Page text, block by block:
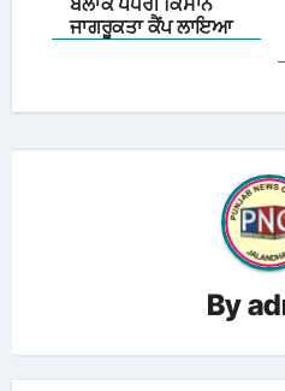
ਜਾਗਰੂਕਤਾ ਕੈਂਪ ਲਾਇਆ
By